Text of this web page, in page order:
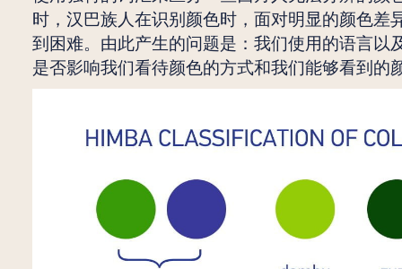
时，汉巴族人在识别颜色时，面对明显的颜色差
到困难。由此产生的问题是：我们使用的语言以
是否影响我们看待颜色的方式和我们能够看到的